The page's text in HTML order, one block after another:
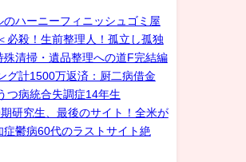
のハーニーフィニッシュゴミ屋
必殺！生前整理人！孤立し孤独
殊清掃・遺品整理への道F完結編
グ計1500万返済：厨二病借金
つ病統合失調症14年生
研究生、最後のサイト！全米が
症鬱病60代のラストサイト絶